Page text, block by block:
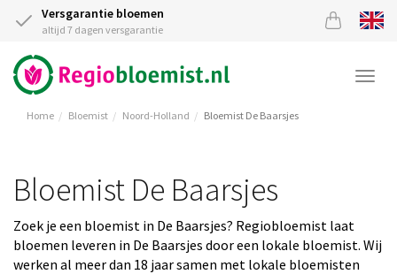
Versgarantie bloemen
altijd 7 dagen versgarantie
Home Bloemist Noord-Holland Bloemist De Baarsjes
Bloemist De Baarsjes
Zoek je een bloemist in De Baarsjes? Regiobloemist laat
bloemen leveren in De Baarsjes door een lokale bloemist. Wij
werken al meer dan 18 jaar samen met lokale bloemisten